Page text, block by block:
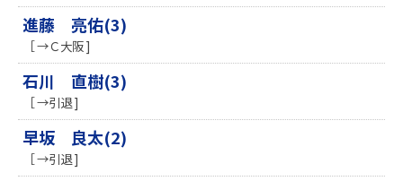
進藤 亮佑(3)
［ →Ｃ大阪 ]
石川 直樹(3)
［ →引退 ]
早坂 良太(2)
［ →引退 ]